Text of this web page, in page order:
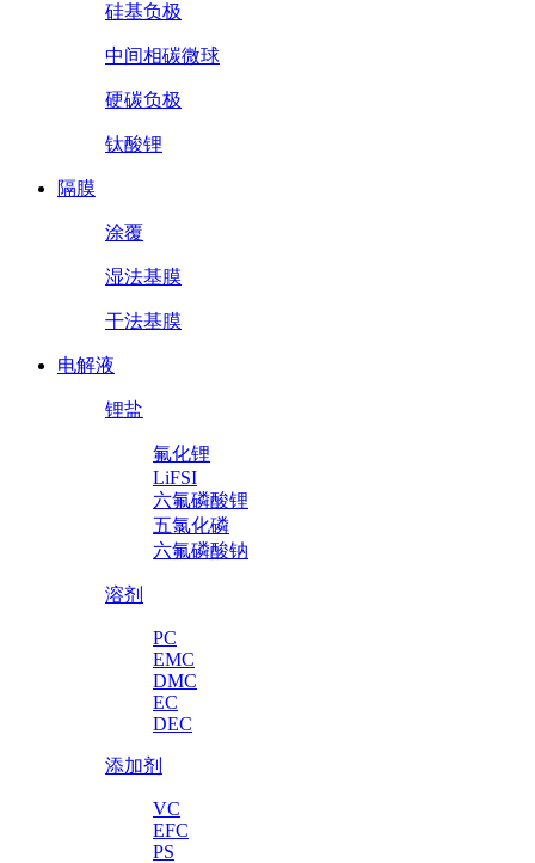
硅基负极
中间相碳微球
硬碳负极
钛酸锂
隔膜
涂覆
湿法基膜
干法基膜
电解液
锂盐
氟化锂
LiFSI
六氟磷酸锂
五氯化磷
六氟磷酸钠
溶剂
PC
EMC
DMC
EC
DEC
添加剂
VC
EFC
PS